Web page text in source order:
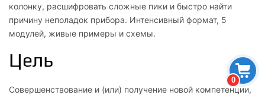
0
колонку, расшифровать сложные пики и быстро найти
причину неполадок прибора. Интенсивный формат, 5
модулей, живые примеры и схемы.
Цель
Совершенствование и (или) получение новой компетенции,